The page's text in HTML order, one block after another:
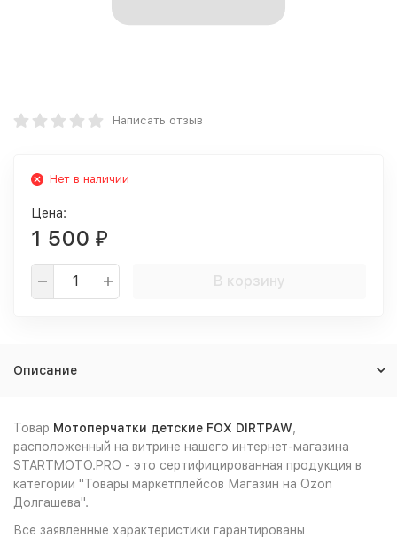
Написать отзыв
Нет в наличии
Цена:
1 500 ₽
В корзину
Описание
Товар Мотоперчатки детские FOX DIRTPAW
расположенный на витрине нашего интернет-магазина
STARTMOTO.PRO - это сертифицированная продукция в
категории "Товары маркетплейсов Магазин на Ozon
Долгашева".
Все заявленные характеристики гарантированы